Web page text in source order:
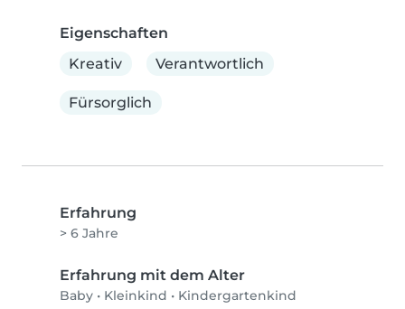
Eigenschaften
Kreativ
Verantwortlich
Fürsorglich
Erfahrung
> 6 Jahre
Erfahrung mit dem Alter
Baby • Kleinkind • Kindergartenkind